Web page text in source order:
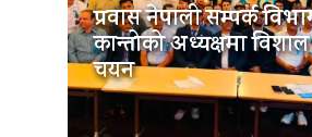
प्रवास नेपाली सम्पर्क
कान्तोको अध्यक्षमा
चयन